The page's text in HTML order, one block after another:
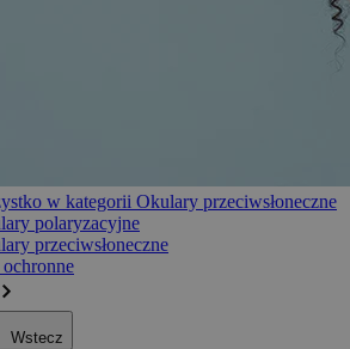
w kategorii Okulary przeciwsłoneczne
polaryzacyjne
przeciwsłoneczne
Wstecz